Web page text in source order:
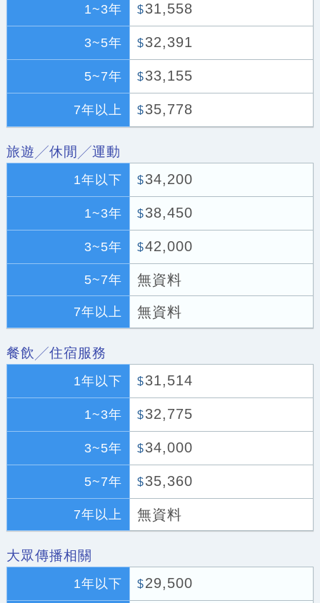
1~3年 $31,558
3~5年 $32,391
5~7年 $33,155
7年以上 $35,778
旅遊╱休閒╱運動
1年以下 $34,200
1~3年 $38,450
3~5年 $42,000
5~7年 無資料
7年以上 無資料
餐飲╱住宿服務
1年以下 $31,514
1~3年 $32,775
3~5年 $34,000
5~7年 $35,360
7年以上 無資料
大眾傳播相關
1年以下 $29,500